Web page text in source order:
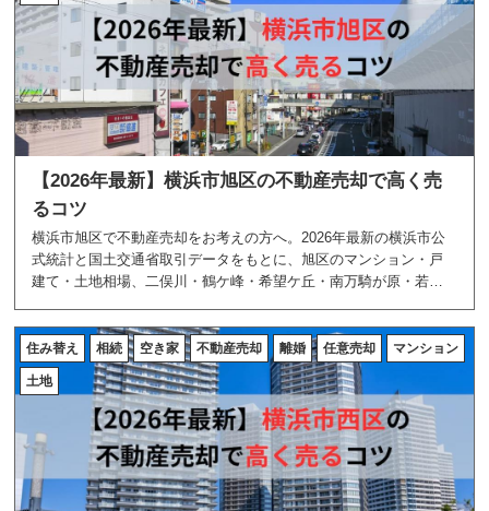
【2026年最新】横浜市旭区の不動産売却で高く売
るコツ
横浜市旭区で不動産売却をお考えの方へ。2026年最新の横浜市公
式統計と国土交通省取引データをもとに、旭区のマンション・戸
建て・土地相場、二俣川・鶴ケ峰・希望ケ丘・南万騎が原・若葉
動産が解説します。
住み替え 相続 空き家 不動産売却 離婚 任意売却 マンション
土地